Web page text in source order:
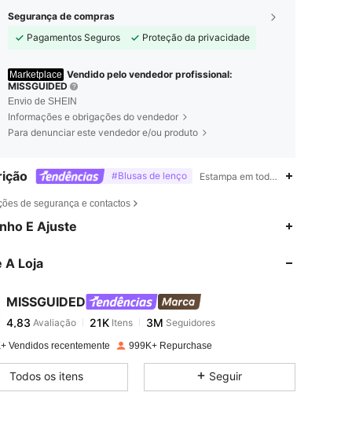
Segurança de compras
Pagamentos Seguros
Proteção da privacidade
Marketplace Vendido pelo vendedor profissional:
MISSGUIDED
Envio de SHEIN
Informações e obrigações do vendedor
Para denunciar este vendedor e/ou produto
#Blusas de lenço Estampa em toda a
de segurança e contactos
E Ajuste
A Loja
MISSGUIDED
4,83
4,83 Avaliação 21KItens 3MSeguidores
e***0pago1 dia atrás
Vendidos recentemente 999K+ Repurchase
Todos os itens Seguir